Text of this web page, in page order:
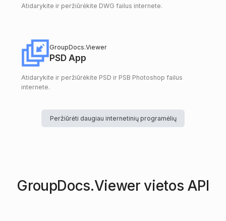
Atidarykite ir peržiūrėkite DWG failus internete.
GroupDocs.Viewer
PSD App
Atidarykite ir peržiūrėkite PSD ir PSB Photoshop failus
internete.
Peržiūrėti daugiau internetinių programėlių
GroupDocs.Viewer vietos API